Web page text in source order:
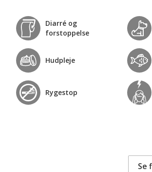
Diarré og
forstoppelse
Hudpleje
Rygestop
Se